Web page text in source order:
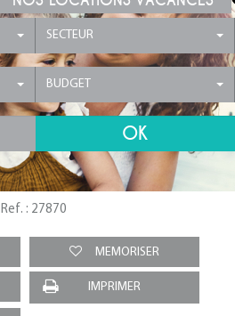
SECTEUR
BUDGET
Ref. : 27870
MEMORISER
IMPRIMER